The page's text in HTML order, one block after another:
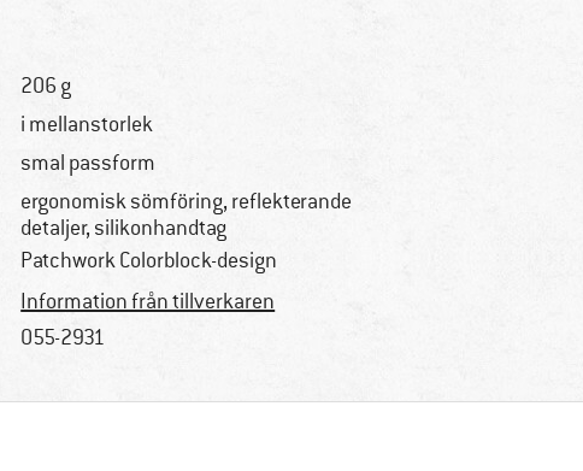
206 g
i mellanstorlek
smal passform
ergonomisk sömföring, reflekterande
detaljer, silikonhandtag
Patchwork Colorblock-design
Information från tillverkaren
055-2931